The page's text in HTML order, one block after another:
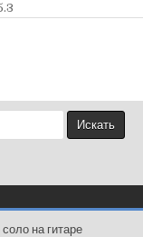
на гитаре